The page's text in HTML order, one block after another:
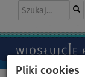
Pliki cookies